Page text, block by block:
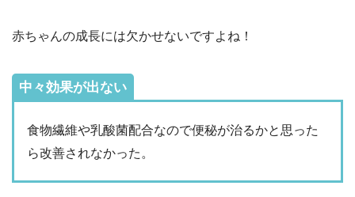
赤ちゃんの成長には欠かせないですよね！
中々効果が出ない
食物繊維や乳酸菌配合なので便秘が治るかと思った
ら改善されなかった。